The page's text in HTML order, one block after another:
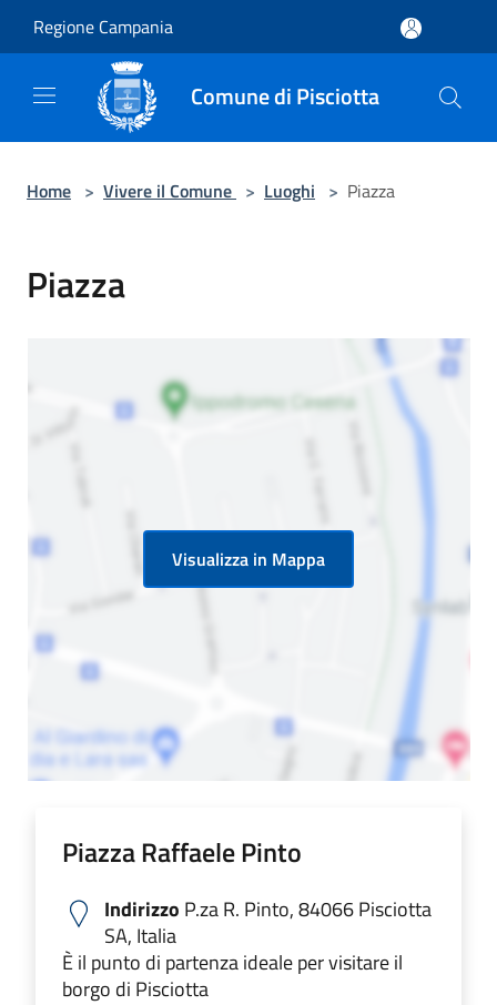
Regione Campania
Comune di Pisciotta
Home > Vivere il Comune > Luoghi > Piazza
Piazza
Visualizza in Mappa
Piazza Raffaele Pinto
Indirizzo P.za R. Pinto, 84066 Pisciotta
SA, Italia
È il punto di partenza ideale per visitare il
borgo di Pisciotta